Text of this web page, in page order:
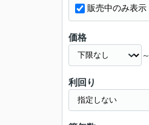
販売中のみ表示
価格
～
利回り